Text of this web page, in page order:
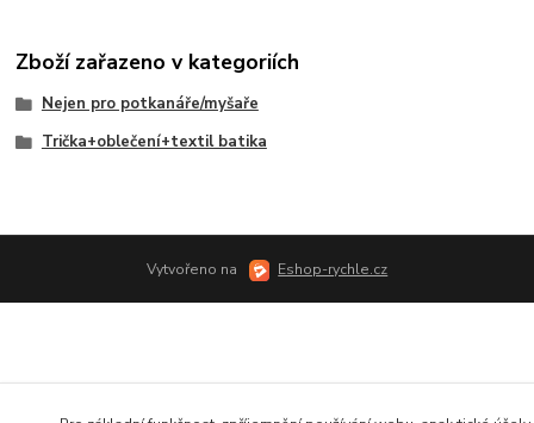
Zboží zařazeno v kategoriích
Nejen pro potkanáře/myšaře
Trička+oblečení+textil batika
Vytvořeno na Eshop-rychle.cz